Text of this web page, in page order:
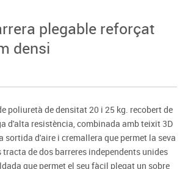
plegable reforçat
densi
poliuretà de densitat 20 i 25 kg. recobert de
d'alta resistència, combinada amb teixit 3D
sortida d'aire i cremallera que permet la seva
de dos barreres independents unides
que permet el seu fàcil plegat un sobre